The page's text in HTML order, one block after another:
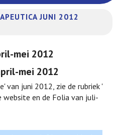
JUNI 2012
mei 2012
mei 2012
van juni 2012, zie de rubriek '
en de Folia van juli-